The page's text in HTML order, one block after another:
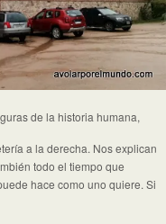
de la historia humana,
a la derecha. Nos explican
todo el tiempo que
hace como uno quiere. Si